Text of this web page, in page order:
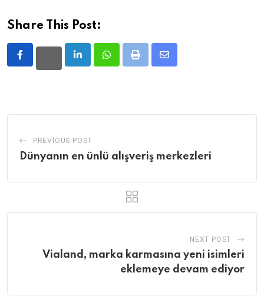
Share This Post:
LinkedInWhatsappPrint
Share
PREVIOUS POST
Dünyanın en ünlü alışveriş merkezleri
NEXT POST
Vialand, marka karmasına yeni isimleri
eklemeye devam ediyor